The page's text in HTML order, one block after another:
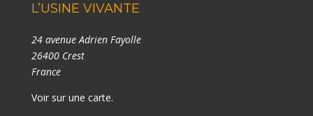
L’USINE VIVANTE
24 avenue Adrien Fayolle
26400 Crest
France
Voir sur une carte.